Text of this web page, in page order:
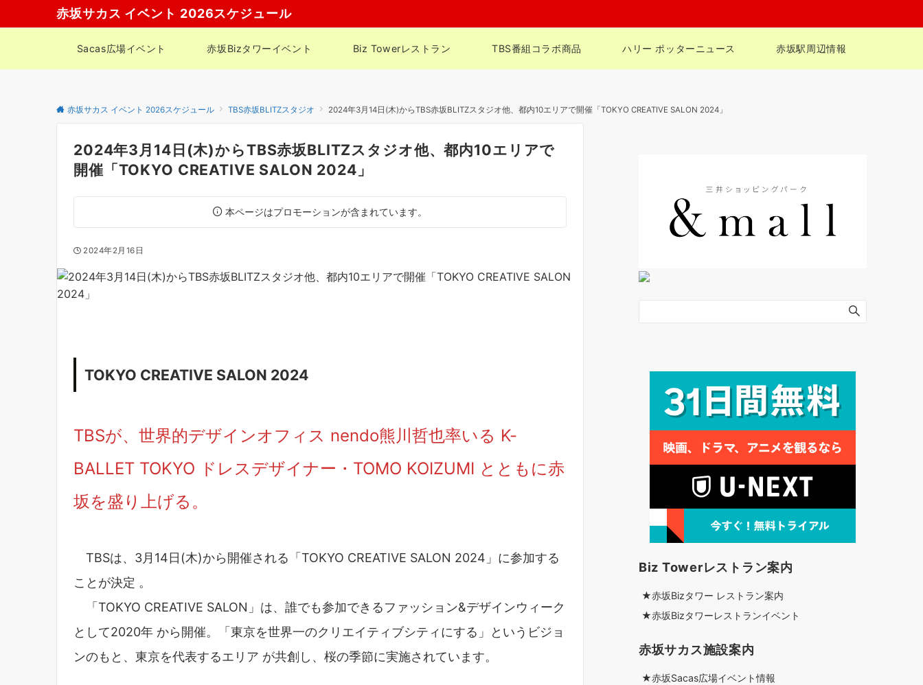
赤坂サカス イベント 2026スケジュール
Sacas広場イベント 赤坂Bizタワーイベント Biz Towerレストラン TBS番組コラボ商品 ハリー ポッターニュース 赤坂駅周辺情報
赤坂サカス イベント 2026スケジュール TBS赤坂BLITZスタジオ 2024年3月14日(木)からTBS赤坂BLITZスタジオ他、都内10エリアで開催「TOKYO CREATIVE SALON 2024」
2024年3月14日(木)からTBS赤坂BLITZスタジオ他、都内10エリアで
開催「TOKYO CREATIVE SALON 2024」
本ページはプロモーションが含まれています。
2024年2月16日
TOKYO CREATIVE SALON 2024
TBSが、世界的デザインオフィス nendo熊川哲也率いる K-
BALLET TOKYO ドレスデザイナー・TOMO KOIZUMI とともに赤
坂を盛り上げる。
TBSは、3月14日(木)から開催される「TOKYO CREATIVE SALON 2024」に参加する
ことが決定 。
「TOKYO CREATIVE SALON」は、誰でも参加できるファッション&デザインウィーク
として2020年 から開催。「東京を世界一のクリエイティブシティにする」というビジョ
ンのもと、東京を代表するエリア が共創し、桜の季節に実施されています。
Biz Towerレストラン案内
★赤坂Bizタワー レストラン案内
★赤坂Bizタワーレストランイベント
赤坂サカス施設案内
★赤坂Sacas広場イベント情報